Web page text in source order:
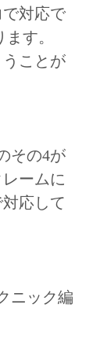
対応で
ます。
うことが
その4が
ームに
応して
ニック編